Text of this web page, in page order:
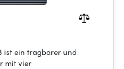
ist ein tragbarer und
mit vier